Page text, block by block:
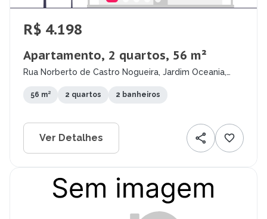
R$ 4.198
Apartamento, 2 quartos, 56 m²
Rua Norberto de Castro Nogueira, Jardim Oceania,
56 m² 2 quartos 2 banheiros
Ver Detalhes